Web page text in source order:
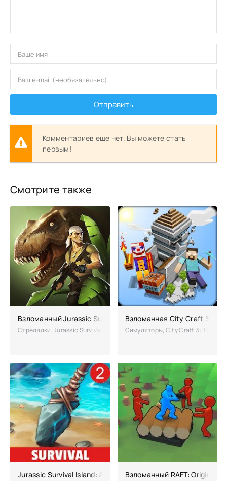
Отправить
Комментариев еще нет. Вы можете стать
первым!
Смотрите также
Взломанный Jurassic Survival (Мод много денег)
Стрелялки, Jurassic Survival – увлекательная игра в жанре
Взломанная City Craft 3:
Симуляторы, City Craft 3: TNT
Jurassic Survival Island: ARK 2 Evolve взлом на много денег
Взломанный RAFT: Original